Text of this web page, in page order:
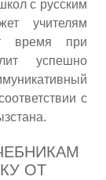
с русским
учителям
время при
успешно
с
ОТ